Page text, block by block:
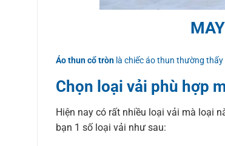
Áo thun cổ trònlà chiếc áo thun thường thấy
Chọn loại vải phù hợp
Hiện nay có rất nhiều loại vải mà loại
bạn 1 số loại vải như sau: